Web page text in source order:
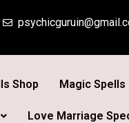
Shop Magic Spells
Love Marriage